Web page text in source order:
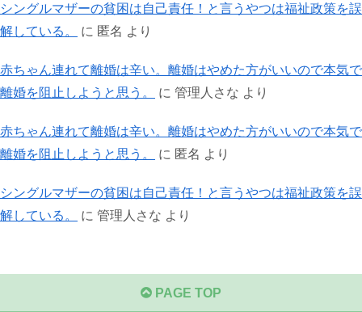
シングルマザーの貧困は自己責任！と言うやつは福祉政策を誤
解している。
に 匿名 より
赤ちゃん連れて離婚は辛い。離婚はやめた方がいいので本気で
離婚を阻止しようと思う。
に 管理人さな より
赤ちゃん連れて離婚は辛い。離婚はやめた方がいいので本気で
離婚を阻止しようと思う。
に 匿名 より
シングルマザーの貧困は自己責任！と言うやつは福祉政策を誤
解している。
に 管理人さな より
PAGE TOP